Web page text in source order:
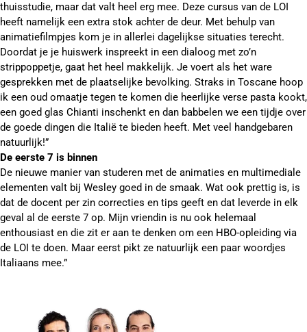
thuisstudie, maar dat valt heel erg mee. Deze cursus van de LOI
heeft namelijk een extra stok achter de deur. Met behulp van
animatiefilmpjes kom je in allerlei dagelijkse situaties terecht.
Doordat je je huiswerk inspreekt in een dialoog met zo’n
strippoppetje, gaat het heel makkelijk. Je voert als het ware
gesprekken met de plaatselijke bevolking. Straks in Toscane hoop
ik een oud omaatje tegen te komen die heerlijke verse pasta kookt,
een goed glas Chianti inschenkt en dan babbelen we een tijdje over
de goede dingen die Italië te bieden heeft. Met veel handgebaren
natuurlijk!”
De eerste 7 is binnen
De nieuwe manier van studeren met de animaties en multimediale
elementen valt bij Wesley goed in de smaak. Wat ook prettig is, is
dat de docent per zin correcties en tips geeft en dat leverde in elk
geval al de eerste 7 op. Mijn vriendin is nu ook helemaal
enthousiast en die zit er aan te denken om een HBO-opleiding via
de LOI te doen. Maar eerst pikt ze natuurlijk een paar woordjes
Italiaans mee.”